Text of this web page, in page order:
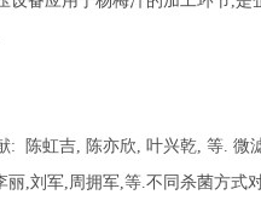
: 陈虹吉, 陈亦欣, 叶兴乾, 等. 微
军,周拥军,等.不同杀菌方式对